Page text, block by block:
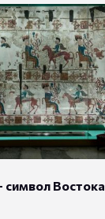
символ Востока